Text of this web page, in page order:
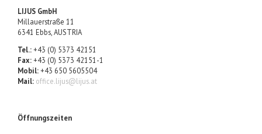
LIJUS GmbH
Millauerstraße 11
6341 Ebbs, AUSTRIA
Tel.:+43 (0) 5373 42151
Fax:+43 (0) 5373 42151-1
Mobil:+43 650 5605504
Mail: office.lijus@lijus.at
Öffnungszeiten